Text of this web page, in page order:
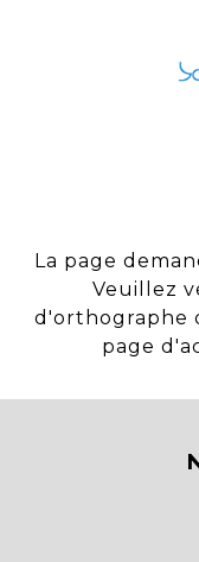
La page
Veuillez
d'orthographe
page